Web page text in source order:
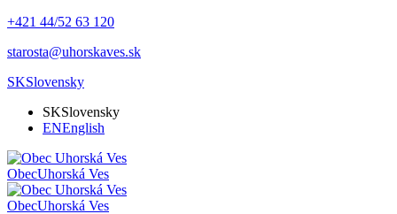
+421 44/52 63 120
starosta@uhorskaves.sk
SKSlovensky
SKSlovensky
ENEnglish
ObecUhorská Ves
ObecUhorská Ves